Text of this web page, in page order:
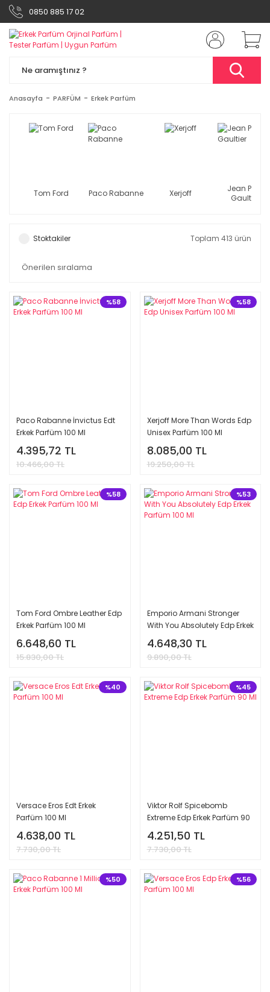
0850 885 17 02
Anasayfa PARFÜM Erkek Parfüm
Tom Ford Paco Rabanne Xerjoff
Jean Paul
Gaultier
Stoktakiler Toplam 413 ürün
%58
Paco Rabanne İnvictus Edt
Erkek Parfüm 100 Ml
4.395,72 TL
10.466,00 TL
%58
Xerjoff More Than Words Edp
Unisex Parfüm 100 Ml
8.085,00 TL
19.250,00 TL
%58
Tom Ford Ombre Leather Edp
Erkek Parfüm 100 Ml
6.648,60 TL
15.830,00 TL
%53
Emporio Armani Stronger
With You Absolutely Edp Erkek
Parfüm 100 Ml
4.648,30 TL
9.890,00 TL
%40
Versace Eros Edt Erkek
Parfüm 100 Ml
4.638,00 TL
7.730,00 TL
%45
Viktor Rolf Spicebomb
Extreme Edp Erkek Parfüm 90
Ml
4.251,50 TL
7.730,00 TL
%50 %56